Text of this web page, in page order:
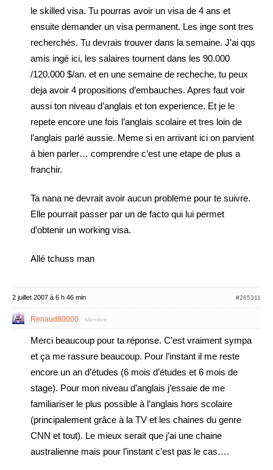
le skilled visa. Tu pourras avoir un visa de 4 ans et
ensuite demander un visa permanent. Les inge sont tres
recherchés. Tu devrais trouver dans la semaine. J’ai qqs
amis ingé ici, les salaires tournent dans les 90.000
/120.000 $/an. et en une semaine de recheche, tu peux
deja avoir 4 propositions d’embauches. Apres faut voir
aussi ton niveau d’anglais et ton experience. Et je le
repete encore une fois l’anglais scolaire et tres loin de
l’anglais parlé aussie. Meme si en arrivant ici on parvient
à bien parler… comprendre c’est une etape de plus a
franchir.
Ta nana ne devrait avoir aucun probleme pour te suivre.
Elle pourrait passer par un de facto qui lui permet
d’obtenir un working visa.
Allé tchuss man
2 juillet 2007 à 6 h 46 min #265311
Renaud80000 Membre
Merci beaucoup pour ta réponse. C’est vraiment sympa
et ça me rassure beaucoup. Pour l’instant il me reste
encore un an d’études (6 mois d’études et 6 mois de
stage). Pour mon niveau d’anglais j’essaie de me
familiariser le plus possible à l’anglais hors scolaire
(principalement grâce à la TV et les chaines du genre
CNN et tout). Le mieux serait que j’ai une chaine
australienne mais pour l’instant c’est pas le cas….